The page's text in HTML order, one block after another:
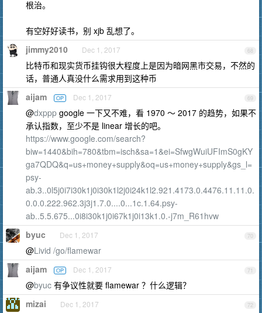
根治。
有空好好读书，别 xjb 乱想了。
68
jimmy2010 Dec 1, 2017
比特币和现实货币挂钩很大程度上是因为暗网黑市交易，不然的
话，普通人真没什么需求用到这种币
69
aijam OP Dec 1, 2017
@dxppp google 一下又不难，看 1970 ～ 2017 的趋势，如果不
承认指数，至少不是 linear 增长的吧。
https://www.google.com/search?
biw=1440&bih=780&tbm=isch&sa=1&ei=SfwgWuiUFImS0gKY
ga7QDQ&q=us+money+supply&oq=us+money+supply&gs_l=
psy-
ab.3..0l5j0i7i30k1j0i30k1l2j0i24k1l2.921.4173.0.4476.11.11.0.
0.0.0.222.962.3j3j1.7.0....0...1c.1.64.psy-
ab..5.5.675...0i8i30k1j0i67k1j0i13k1.0.-j7m_R61hvw
70
byuc Dec 1, 2017
@Livid /go/flamewar
71
aijam OP Dec 1, 2017
@byuc 有争议性就要 flamewar ？什么逻辑？
72
mizai Dec 1, 2017